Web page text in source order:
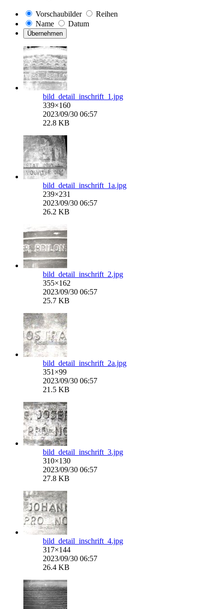
Vorschaubilder
Reihen
Name
Datum
Übernehmen
bild_detail_inschrift_1.jpg
339×160
2023/09/30 06:57
22.8 KB
bild_detail_inschrift_1a.jpg
239×231
2023/09/30 06:57
26.2 KB
bild_detail_inschrift_2.jpg
355×162
2023/09/30 06:57
25.7 KB
bild_detail_inschrift_2a.jpg
351×99
2023/09/30 06:57
21.5 KB
bild_detail_inschrift_3.jpg
310×130
2023/09/30 06:57
27.8 KB
bild_detail_inschrift_4.jpg
317×144
2023/09/30 06:57
26.4 KB